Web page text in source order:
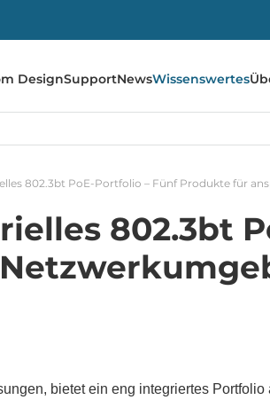
DesignSupportNewsWissenswertes
802.3bt PoE-Portfolio – Fünf Produkte für
802.3bt
bietet ein eng integriertes Portfolio